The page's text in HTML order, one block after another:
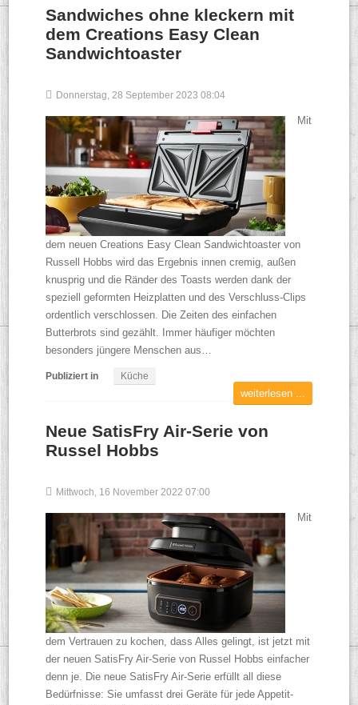
Sandwiches ohne kleckern mit
dem Creations Easy Clean
Sandwichtoaster
Donnerstag, 28 September 2023 08:04
Mit
dem neuen Creations Easy Clean Sandwichtoaster von
Russell Hobbs wird das Ergebnis innen cremig, außen
knusprig und die Ränder des Toasts werden dank der
speziell geformten Heizplatten und des Verschluss-Clips
ordentlich verschlossen. Die Zeiten des einfachen
Butterbrots sind gezählt. Immer häufiger möchten
besonders jüngere Menschen aus…
Publiziert in Küche
weiterlesen ...
Neue SatisFry Air-Serie von
Russel Hobbs
Mittwoch, 16 November 2022 07:00
Mit
dem Vertrauen zu kochen, dass Alles gelingt, ist jetzt mit
der neuen SatisFry Air-Serie von Russel Hobbs einfacher
denn je. Die neue SatisFry Air-Serie erfüllt all diese
Bedürfnisse: Sie umfasst drei Geräte für jede Appetit-